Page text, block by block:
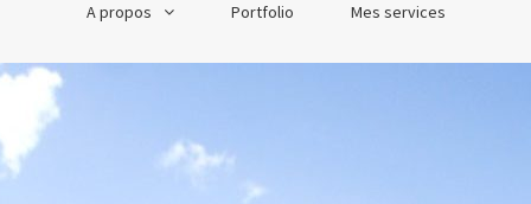
A propos Portfolio Mes services